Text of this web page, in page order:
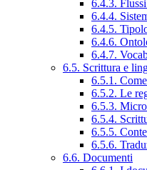
6.4.3.
6.4.4.
6.4.5.
6.4.6.
6.4.7.
6.5. Scrittura e
6.5.1.
6.5.2. Le
6.5.3.
6.5.4.
6.5.5.
6.5.6.
6.6. Documenti